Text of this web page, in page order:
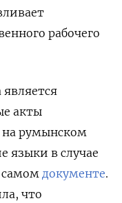
рабочего
акты
на румынском
языки в случае
самом документе.
что